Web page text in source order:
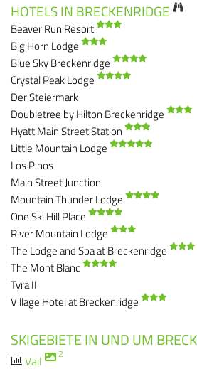
HOTELS IN BRECKENRIDGE
Beaver Run Resort
Big Horn Lodge
Blue Sky Breckenridge
Crystal Peak Lodge
Der Steiermark
Doubletree by Hilton Breckenridge
Hyatt Main Street Station
Little Mountain Lodge
Los Pinos
Main Street Junction
Mountain Thunder Lodge
One Ski Hill Place
River Mountain Lodge
The Lodge and Spa at Breckenridge
The Mont Blanc
Tyra II
Village Hotel at Breckenridge
SKIGEBIETE IN UND UM
Vail 2